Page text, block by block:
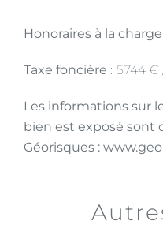
Honoraires à la
Taxe foncière 5744 €
Les informations sur
bien est exposé sont
Géorisques :